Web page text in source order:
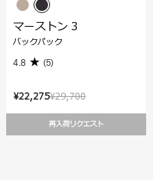
¥29,700
¥22,275
再入荷リクエスト
マーストン 3
バックパック
4.8 (5)